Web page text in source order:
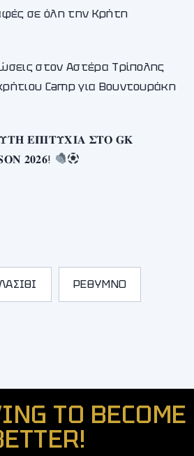
σε όλη την Κρήτη
στον Αστέρα Τρίπολης
Camp για Βουντουράκη
𝚬𝚷𝚰𝚻𝚼𝚾𝚰𝚨 𝚺𝚻𝚶 𝐆𝐊
𝟐𝟎𝟐𝟔!
ΡΕΘΥΜΝΟ
TO BECOME